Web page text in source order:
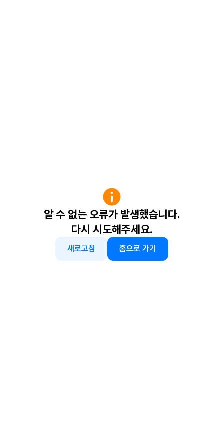
알 수 없는 오류가 발생했습니다.
다시 시도해주세요.
새로고침 홈으로 가기